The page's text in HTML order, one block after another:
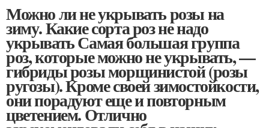
Можно ли не укрывать розы на
зиму. Какие сорта роз не надо
укрывать Самая большая группа
роз, которые можно не укрывать, —
гибриды розы морщинистой (розы
ругозы). Кроме своей зимостойкости,
они порадуют еще и повторным
цветением. Отлично